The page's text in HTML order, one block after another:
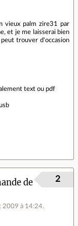
vieux palm zire31 par
et je me laisserai bien
trouver d'occasion
text ou pdf
de
2009 à 14:24.
2